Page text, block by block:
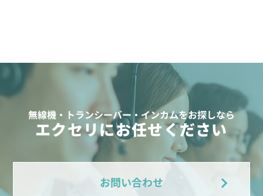
無線機・トランシーバー・インカムをお探しなら
エクセリにお任せください
お問い合わせ